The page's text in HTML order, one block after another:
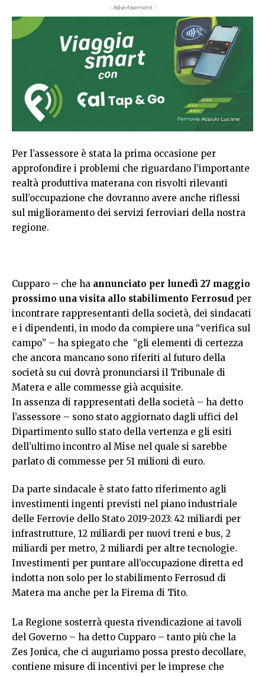
- Advertisement -
Per l’assessore è stata la prima occasione per
approfondire i problemi che riguardano l’importante
realtà produttiva materana con risvolti rilevanti
sull’occupazione che dovranno avere anche riflessi
sul miglioramento dei servizi ferroviari della nostra
regione.
Cupparo – che ha annunciato per lunedì 27 maggio
prossimo una visita allo stabilimento Ferrosud per
incontrare rappresentanti della società, dei sindacati
e i dipendenti, in modo da compiere una “verifica sul
campo” – ha spiegato che “gli elementi di certezza
che ancora mancano sono riferiti al futuro della
società su cui dovrà pronunciarsi il Tribunale di
Matera e alle commesse già acquisite.
In assenza di rappresentati della società – ha detto
l’assessore – sono stato aggiornato dagli uffici del
Dipartimento sullo stato della vertenza e gli esiti
dell’ultimo incontro al Mise nel quale si sarebbe
parlato di commesse per 51 milioni di euro.
Da parte sindacale è stato fatto riferimento agli
investimenti ingenti previsti nel piano industriale
delle Ferrovie dello Stato 2019-2023: 42 miliardi per
infrastrutture, 12 miliardi per nuovi treni e bus, 2
miliardi per metro, 2 miliardi per altre tecnologie.
Investimenti per puntare all’occupazione diretta ed
indotta non solo per lo stabilimento Ferrosud di
Matera ma anche per la Firema di Tito.
La Regione sosterrà questa rivendicazione ai tavoli
del Governo – ha detto Cupparo – tanto più che la
Zes Jonica, che ci auguriamo possa presto decollare,
contiene misure di incentivi per le imprese che